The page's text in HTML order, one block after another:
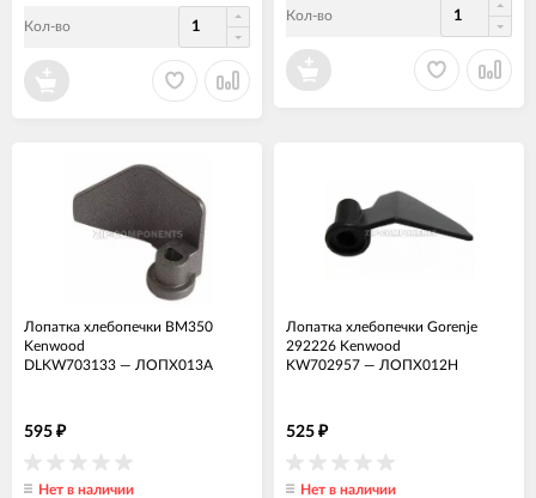
Кол-во
Кол-во
Лопатка хлебопечки BM350
Kenwood
DLKW703133 — ЛОПХ013А
595 ₽
Нет в наличии
Лопатка хлебопечки Gorenje
292226 Kenwood
KW702957 — ЛОПХ012Н
525 ₽
Нет в наличии